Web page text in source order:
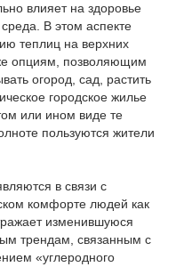
влияет на здоровье
В этом аспекте
теплиц на верхних
опциям, позволяющим
огород, сад, растить
городское жилье
или ином виде те
пользуются жители
в связи с
комфорте людей как
изменившуюся
трендам, связанным с
«углеродного